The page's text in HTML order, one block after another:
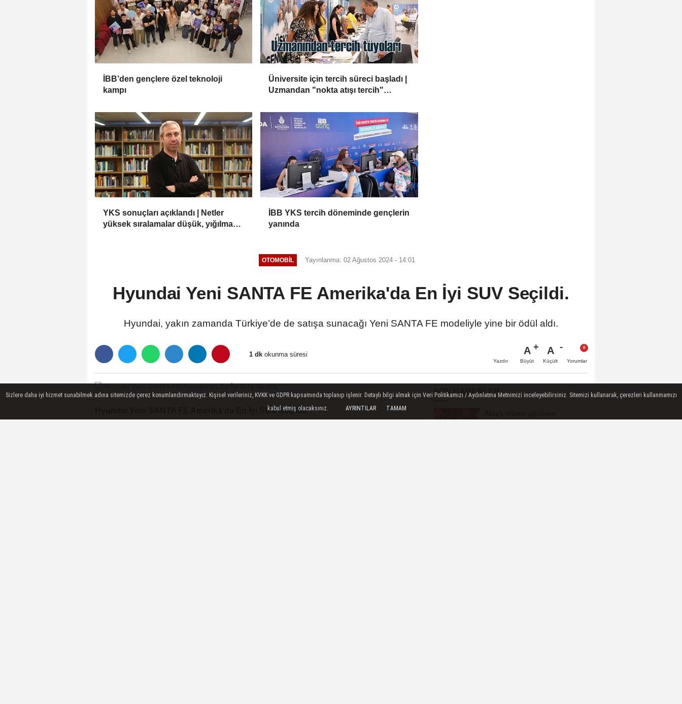
İBB’den gençlere özel teknoloji
kampı
Üniversite için tercih süreci başladı |
Uzmandan "nokta atışı tercih"
YKS sonuçları açıklandı | Netler
yüksek sıralamalar düşük, yığılma
İBB YKS tercih döneminde gençlerin
yanında
OTOMOBIL Yayınlanma: 02 Ağustos 2024 - 14:01
Hyundai Yeni SANTA FE Amerika'da En İyi SUV Seçildi.
Hyundai, yakın zamanda Türkiye’de de satışa sunacağı Yeni SANTA FE modeliyle yine bir ödül aldı.
1 dk okunma süresi
Yazdır
A
Büyüt
A
Küçült Yorumlar
Hyundai Yeni SANTA FE Amerika’da En İyi SUV Seçildi.
SON HABERLER
Sizlere daha iyi hizmet sunabilmek adına sitemizde çerez konumlandırmaktayız. Kişisel verileriniz, KVKK ve GDPR kapsamında toplanıp işlenir. Detaylı bilgi almak için Veri Politikamızı / Aydınlatma Metnimizi inceleyebilirsiniz. Sitemizi kullanarak, çerezleri kullanmamızı
kabul etmiş olacaksınız.
AYRINTILAR TAMAM